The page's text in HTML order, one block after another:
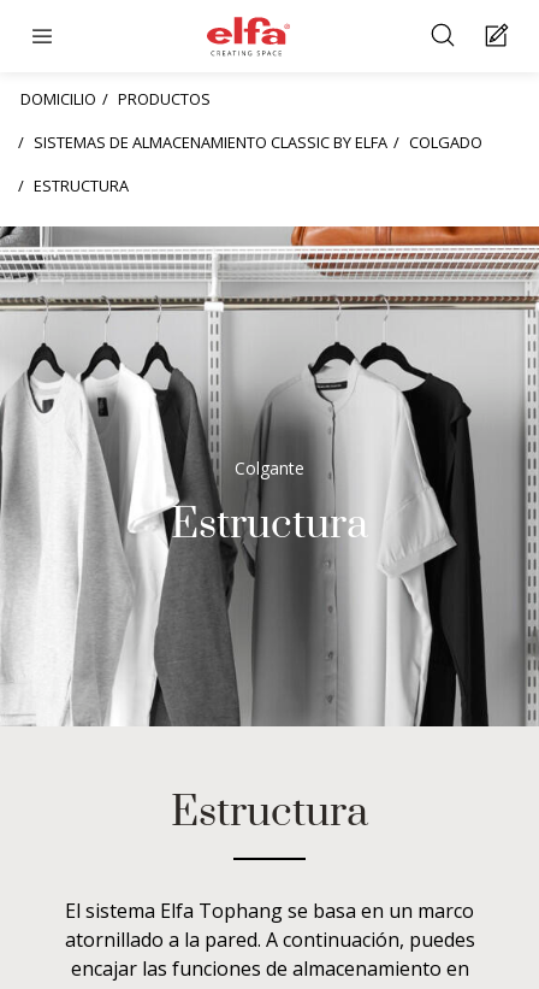
DOMICILIO
PRODUCTOS
SISTEMAS DE ALMACENAMIENTO CLASSIC BY ELFA
COLGADO
ESTRUCTURA
Colgante
Estructura
Estructura
El sistema Elfa Tophang se basa en un marco
atornillado a la pared. A continuación, puedes
encajar las funciones de almacenamiento en